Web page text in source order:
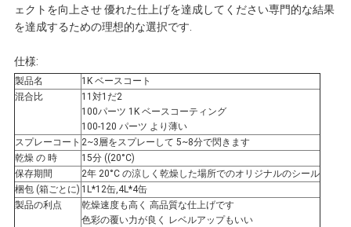
地
図
プ
ラ
イ
ェクトを向上させ 優れた仕上げを達成してください専門的な結果
を達成するための理想的な選択です.
仕様:
製品名
1K ベースコート
混合比
11対1だ2
100パーツ 1K ベースコーティング
100-120 パーツ より薄い
スプレーコート 2~3層をスプレーして 5~8分で閃きます
乾燥 の 時
15分 ((20°C)
保存期間
2年 20°C の涼しく乾燥した場所でのオリジナルのシール
梱包 (箱ごとに) 1L*12缶,4L*4缶
製品の利点
乾燥速度も高く 高品質な仕上げです
色彩の覆い力が良く レベルアップもいい